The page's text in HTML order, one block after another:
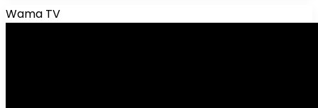
Wama TV